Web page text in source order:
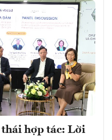
thái hợp tác: Lời